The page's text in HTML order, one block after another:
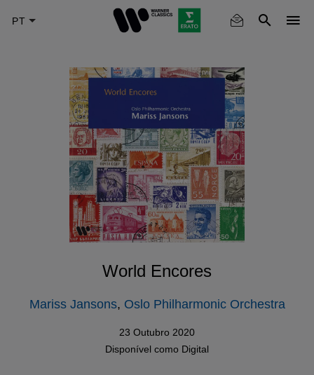
World Encores
Mariss Jansons, Oslo Philharmonic Orchestra
23 Outubro 2020
Disponível como Digital